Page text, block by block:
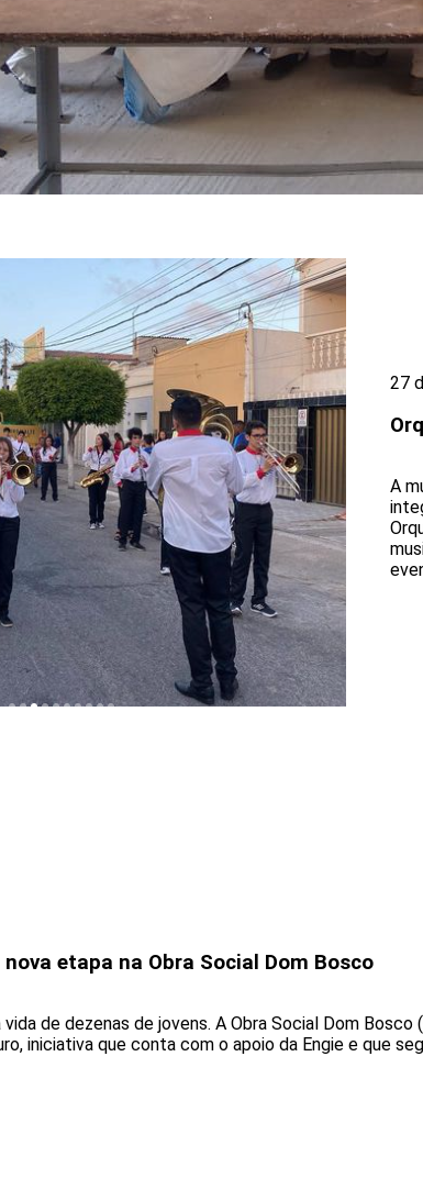
27
A
etapa na Obra Social Dom Bosco
de dezenas de jovens. A Obra Social Dom Bosco
iniciativa que conta com o apoio da Engie e que